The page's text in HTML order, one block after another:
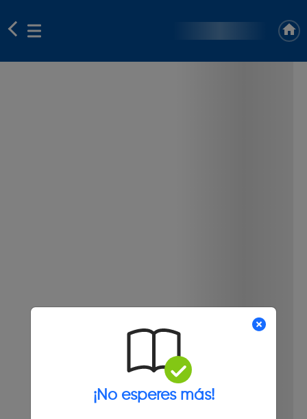
¡No esperes más!